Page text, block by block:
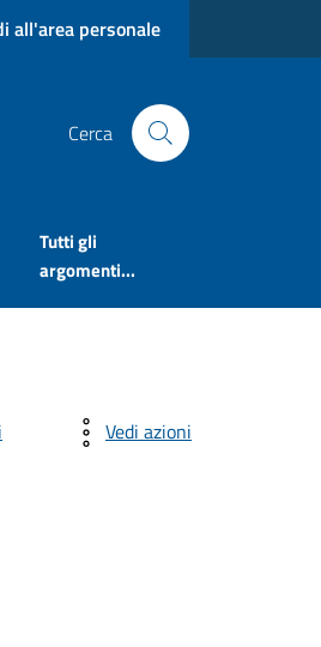
all'area personale
Cerca
Tutti gli
argomenti...
Vedi azioni